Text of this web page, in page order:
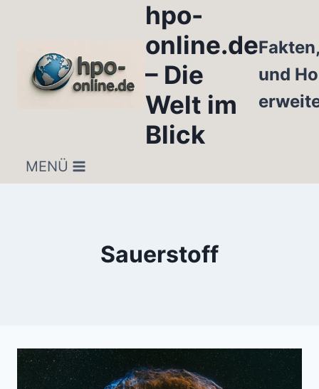
hpo-
online.de
– Die
Welt im
Blick
und
MENÜ
Sauerstoff